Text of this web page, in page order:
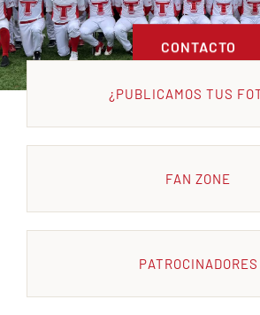
CONTACTO
¿PUBLICAMOS TUS
FAN ZONE
PATROCINADORES